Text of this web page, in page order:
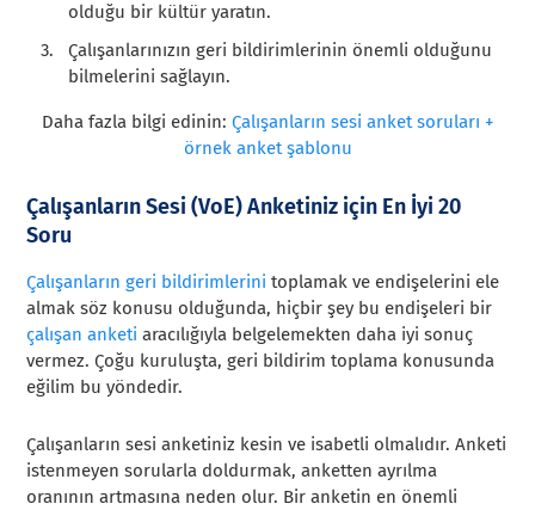
olduğu bir kültür yaratın.
Çalışanlarınızın geri bildirimlerinin önemli olduğunu
bilmelerini sağlayın.
Daha fazla bilgi edinin: Çalışanların sesi anket soruları +
örnek anket şablonu
Çalışanların Sesi (VoE) Anketiniz için En İyi 20
Soru
Çalışanların geri bildirimlerini toplamak ve endişelerini ele
almak söz konusu olduğunda, hiçbir şey bu endişeleri bir
çalışan anketi aracılığıyla belgelemekten daha iyi sonuç
vermez. Çoğu kuruluşta, geri bildirim toplama konusunda
eğilim bu yöndedir.
Çalışanların sesi anketiniz kesin ve isabetli olmalıdır. Anketi
istenmeyen sorularla doldurmak, anketten ayrılma
oranının artmasına neden olur. Bir anketin en önemli